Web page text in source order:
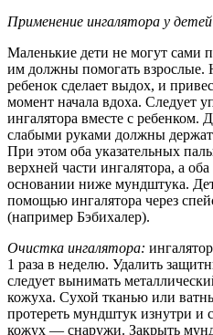
Применение ингалятора у детей
Маленькие дети не могут сами
им должны помогать взрослые.
ребенок сделает выдох, и
момент начала вдоха. Следует
ингалятора вместе с ребенком.
слабыми руками должны
При этом оба указательных
верхней части ингалятора, а
основании ниже мундштука.
помощью ингалятора через
(например Бэбихалер).
Очистка ингалятора:
1 раза в неделю. Удалить
следует вынимать
кожуха. Сухой тканью или
протереть мундштук изнутри и
кожух — снаружи. Закрыть